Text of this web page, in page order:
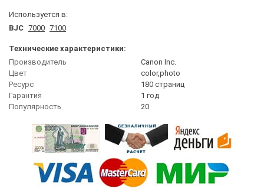
Используется в:
BJC 7000 7100
Технические характеристики:
Производитель
Canon Inc.
Цвет
сolor,photo
Ресурс
180 страниц
Гарантия
1 год
Популярность
20